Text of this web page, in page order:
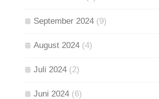
September 2024 (9)
August 2024 (4)
Juli 2024 (2)
Juni 2024 (6)